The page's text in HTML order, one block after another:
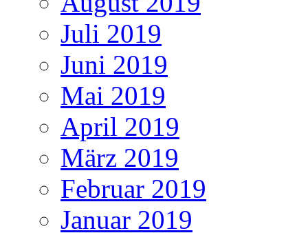
Juli 2019
Juni 2019
Mai 2019
April 2019
März 2019
Februar 2019
Januar 2019